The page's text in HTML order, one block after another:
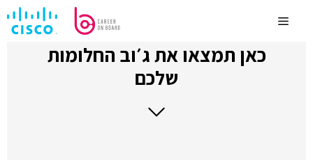
לתוכןMenu
כאן תמצאו את ג׳וב החלומות
שלכם